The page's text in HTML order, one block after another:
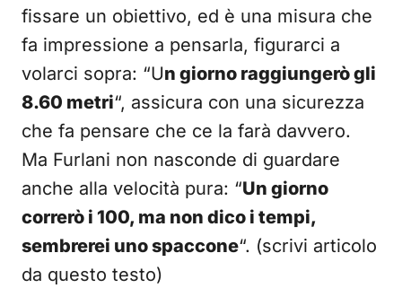
fissare un obiettivo, ed è una misura che
fa impressione a pensarla, figurarci a
volarci sopra: “Un giorno raggiungerò gli
8.60 metri“, assicura con una sicurezza
che fa pensare che ce la farà davvero.
Ma Furlani non nasconde di guardare
anche alla velocità pura: “Un giorno
correrò i 100, ma non dico i tempi,
sembrerei uno spaccone“. (scrivi articolo
da questo testo)